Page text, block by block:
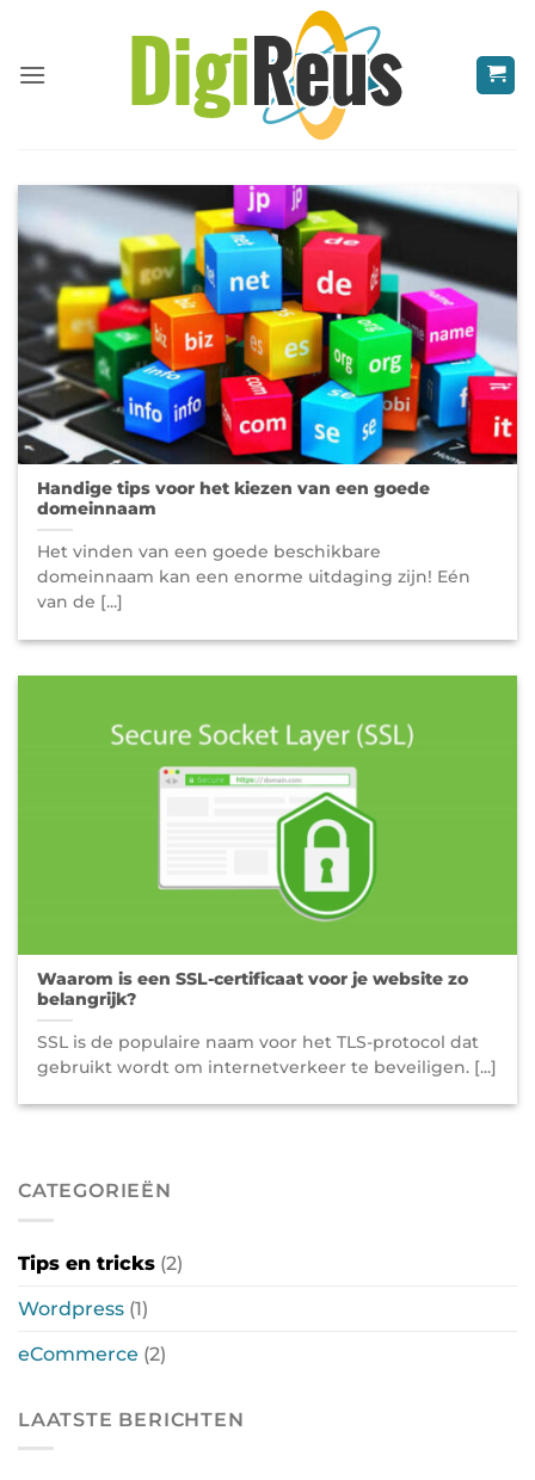
inhoud
Handige tips voor het kiezen van een goede
domeinnaam
Het vinden van een goede beschikbare
domeinnaam kan een enorme uitdaging zijn! Eén
van de [...]
Waarom is een SSL-certificaat voor je website zo
belangrijk?
SSL is de populaire naam voor het TLS-protocol dat
gebruikt wordt om internetverkeer te beveiligen. [...]
CATEGORIEËN
Tips en tricks (2)
Wordpress (1)
eCommerce (2)
LAATSTE BERICHTEN